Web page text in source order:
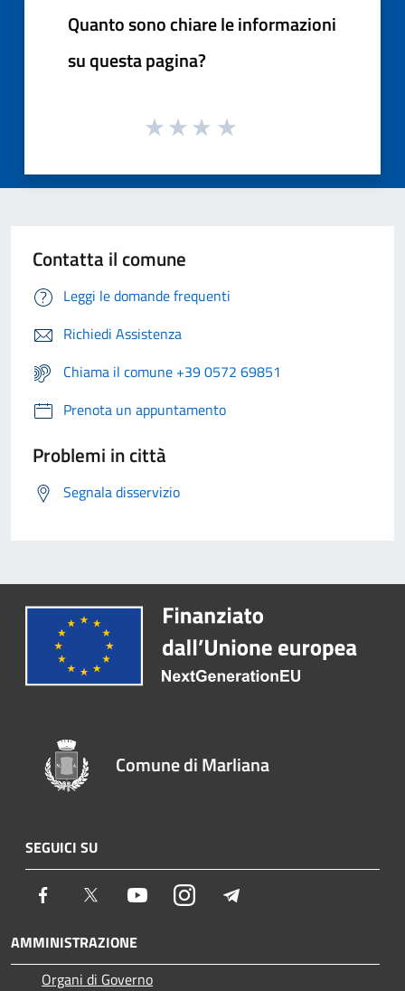
Quanto sono chiare le informazioni
su questa pagina?
Contatta il comune
Leggi le domande frequenti
Richiedi Assistenza
Chiama il comune +39 0572 69851
Prenota un appuntamento
Problemi in città
Segnala disservizio
Comune di Marliana
SEGUICI SU
Facebook Twitter YoutubeInstagram
AMMINISTRAZIONE
Organi di Governo